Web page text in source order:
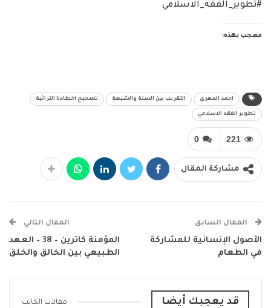
#تطوير_الفقه_الاسلامي
معجب بهذه:
احمد المهري التقريب بين السنة والشيعة تصحيح اخطاءنا التراثية
تطوير الفقه الاسلامي
0 221
مشاركة المقال
المقال السابق
الأصول الإنسانية للمشاركة
في الطعام
المقال التالي
المؤمنة كاترين – 38 – العهد
الطبيعي بين الخالق والخلق
قد يعجبك أيضا مقالات الكاتب